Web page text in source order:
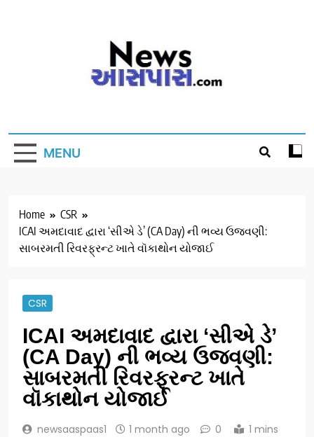
MENU
Home
CSR
ICAI અમદાવાદ દ્વારા ‘સીએ ડે’ (CA Day) ની ભવ્ય ઉજવણી:
સાબરમતી રિવરફ્રન્ટ ખાતે વૉકાથોન યોજાઈ
CSR
ICAI અમદાવાદ દ્વારા ‘સીએ ડે’
(CA Day) ની ભવ્ય ઉજવણી:
સાબરમતી રિવરફ્રન્ટ ખાતે
વૉકાથોન યોજાઈ
newsaaspaas1 1 month ago 0 1 mins